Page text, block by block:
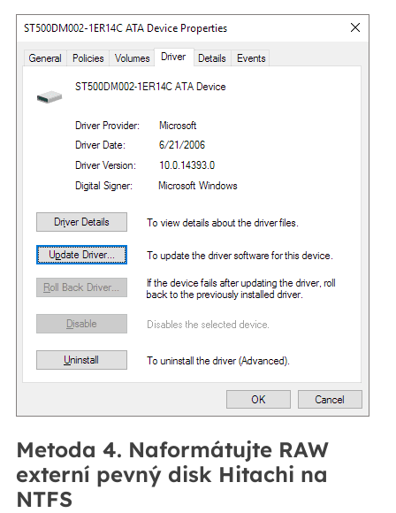
Metoda 4. Naformátujte RAW
externí pevný disk Hitachi na
NTFS